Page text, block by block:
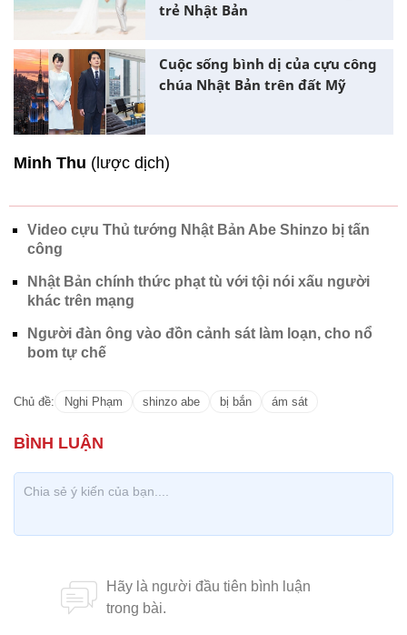
trẻ Nhật Bản
Cuộc sống bình dị của cựu công
chúa Nhật Bản trên đất Mỹ
Minh Thu (lược dịch)
Video cựu Thủ tướng Nhật Bản Abe Shinzo bị tấn
công
Nhật Bản chính thức phạt tù với tội nói xấu người
khác trên mạng
Người đàn ông vào đồn cảnh sát làm loạn, cho nổ
bom tự chế
Chủ đề: Nghi Phạm shinzo abe bị bắn ám sát